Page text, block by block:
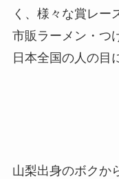
く、様々な賞レー
市販ラーメン・つ
日本全国の人の目
山梨出身のボクか